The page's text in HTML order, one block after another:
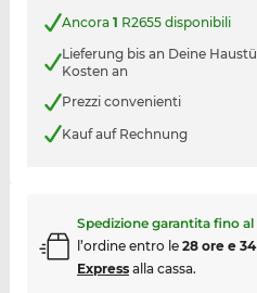
Ancora 1 R2655 disponibili
Lieferung bis an Deine
Kosten an
Prezzi convenienti
Kauf auf Rechnung
Spedizione garantita fino al
l’ordine entro le 28 ore e
Expressalla cassa.